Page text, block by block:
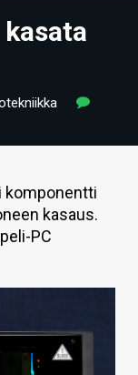
komponentti
kasaus.
PC